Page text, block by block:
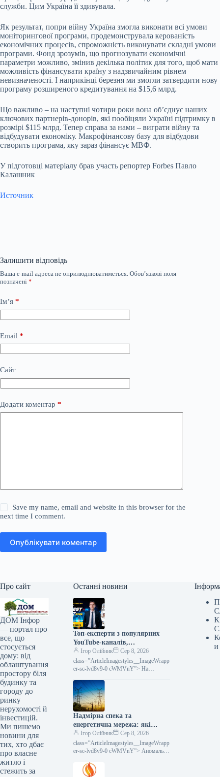
служби. Цим Україна її здивувала.
Як результат, попри війну Україна змогла виконати всі умови
моніторингової програми, продемонструвала керованість
економічних процесів, спроможність виконувати складні умови
програми. Фонд зрозумів, що прогнозувати економічні
параметри можливо, змінив декілька політик для того, щоб мати
можливість фінансувати країну з надзвичайним рівнем
невизначеності. І наприкінці березня ми змогли затвердити нову
програму розширеного кредитування на $15,6 млрд.
Що важливо – на наступні чотири роки вона об’єднує наших
ключових партнерів-донорів, які пообіцяли Україні підтримку в
розмірі $115 млрд. Тепер справа за нами – виграти війну та
відбудувати економіку. Макрофінансову базу для відбудови
створить програма, яку зараз фінансує МВФ.
У підготовці матеріалу брав участь репортер Forbes Павло
Калашник
Источник
Залишити відповідь
Ваша e-mail адреса не оприлюднюватиметься. Обов’язкові поля
позначені *
Ім’я *
Email *
Сайт
Додати коментар *
Save my name, email and website in this browser for the
next time I comment.
Опублікувати коментар
Про сайт
ДОМ Інфор
— портал про
все, що
стосується
дому: від
облаштування
простору біля
будинку та
городу до
ринку
нерухомості й
інвестицій.
Ми пишемо
новини для
тих, хто дбає
про власне
житло і
стежить за
Останні новини
Топ-експерти з популярних
YouTube-каналів,
присвячених інвестиціям,
виступатимуть на InvestFest
2026.
Ігор Олійник
Сер 8, 2026
class=”ArticleImagestyles__ImageWrapp
er-sc-lvd8v9-0 cWMVnY”> На
експерти з відомих YouTube-каналів
про інвестиції20 серпня відбудеться
Надмірна спека та
енергетична мережа: які
запити щодо дій
Ігор Олійник
Сер 8, 2026
class=”ArticleImagestyles__ImageWrapp
er-sc-lvd8v9-0 cWMVnY”> Аномальна
зробитиТривалий період літньої спеки
створює підвищене
и